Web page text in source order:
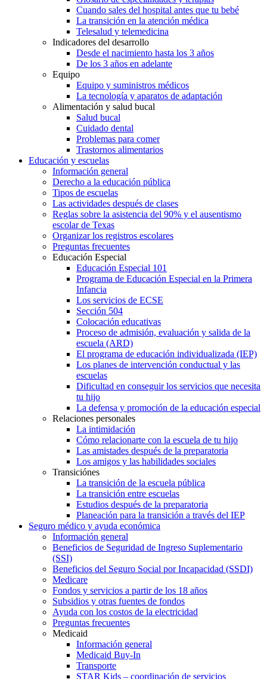
Cuando sales del hospital antes que tu bebé
La transición en la atención médica
Telesalud y telemedicina
Indicadores del desarrollo
Desde el nacimiento hasta los 3 años
De los 3 años en adelante
Equipo
Equipo y suministros médicos
La tecnología y aparatos de adaptación
Alimentación y salud bucal
Salud bucal
Cuidado dental
Problemas para comer
Trastornos alimentarios
Educación y escuelas
Información general
Derecho a la educación pública
Tipos de escuelas
Las actividades después de clases
Reglas sobre la asistencia del 90% y el ausentismo
escolar de Texas
Organizar los registros escolares
Preguntas frecuentes
Educación Especial
Educación Especial 101
Programa de Educación Especial en la Primera
Infancia
Los servicios de ECSE
Sección 504
Colocación educativas
Proceso de admisión, evaluación y salida de la
escuela (ARD)
El programa de educación individualizada (IEP)
Los planes de intervención conductual y las
escuelas
Dificultad en conseguir los servicios que necesita
tu hijo
La defensa y promoción de la educación especial
Relaciones personales
La intimidación
Cómo relacionarte con la escuela de tu hijo
Las amistades después de la preparatoria
Los amigos y las habilidades sociales
Transiciónes
La transición de la escuela pública
La transición entre escuelas
Estudios después de la preparatoria
Planeación para la transición a través del IEP
Seguro médico y ayuda económica
Información general
Beneficios de Seguridad de Ingreso Suplementario
(SSI)
Beneficios del Seguro Social por Incapacidad (SSDI)
Medicare
Fondos y servicios a partir de los 18 años
Subsidios y otras fuentes de fondos
Ayuda con los costos de la electricidad
Preguntas frecuentes
Medicaid
Información general
Medicaid Buy-In
Transporte
STAR Kids – coordinación de servicios